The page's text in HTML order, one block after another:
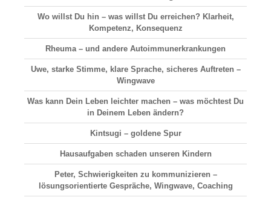
Wo willst Du hin – was willst Du erreichen? Klarheit,
Kompetenz, Konsequenz
Rheuma – und andere Autoimmunerkrankungen
Uwe, starke Stimme, klare Sprache, sicheres Auftreten –
Wingwave
Was kann Dein Leben leichter machen – was möchtest Du
in Deinem Leben ändern?
Kintsugi – goldene Spur
Hausaufgaben schaden unseren Kindern
Peter, Schwierigkeiten zu kommunizieren –
lösungsorientierte Gespräche, Wingwave, Coaching